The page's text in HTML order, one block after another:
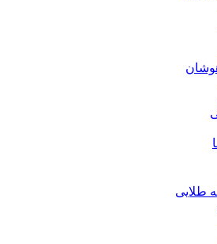
طلایی